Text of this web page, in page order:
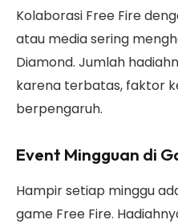
Kolaborasi Free Fire
atau media sering
Diamond. Jumlah
karena terbatas, faktor
berpengaruh.
Event Mingguan di
Hampir setiap minggu
game Free Fire.